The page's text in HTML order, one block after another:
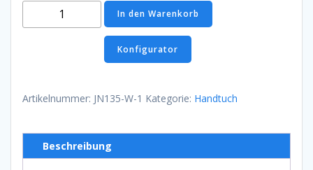
Handtuch
in
Menge
In den Warenkorb
Konfigurator
Artikelnummer: JN135-W-1 Kategorie: Handtuch
Beschreibung